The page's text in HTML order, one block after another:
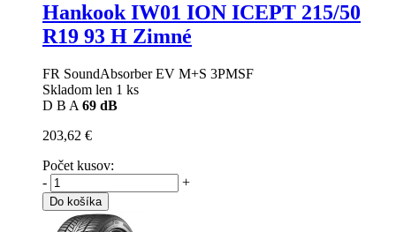
Hankook IW01 ION ICEPT 215/50
R19 93 H Zimné
FR SoundAbsorber EV M+S 3PMSF
Skladom len 1 ks
D B A 69 dB
203,62 €
Počet kusov:
-
+
Do košíka